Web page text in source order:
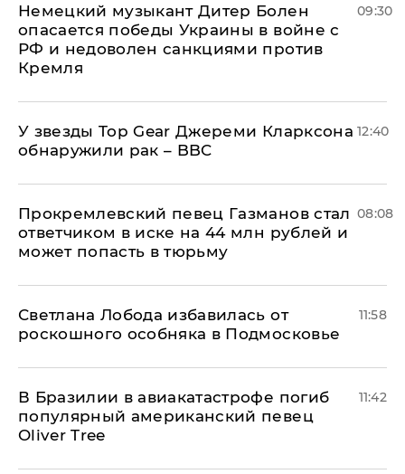
Немецкий музыкант Дитер Болен
опасается победы Украины в войне с
РФ и недоволен санкциями против
Кремля
09:30
У звезды Top Gear Джереми Кларксона
обнаружили рак – BBC
12:40
Прокремлевский певец Газманов стал
ответчиком в иске на 44 млн рублей и
может попасть в тюрьму
08:08
Светлана Лобода избавилась от
роскошного особняка в Подмосковье
11:58
В Бразилии в авиакатастрофе погиб
популярный американский певец
Oliver Tree
11:42